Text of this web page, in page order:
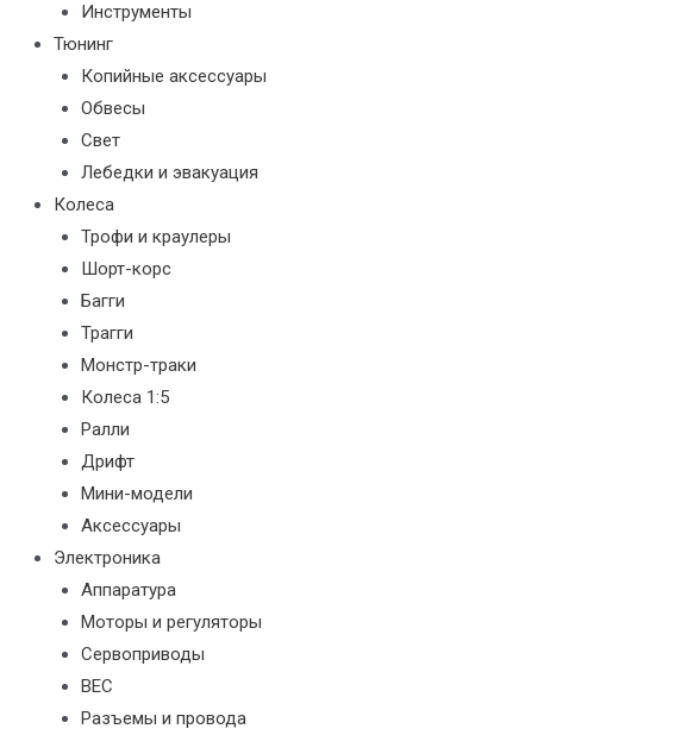
Инструменты
Тюнинг
Копийные аксессуары
Обвесы
Свет
Лебедки и эвакуация
Колеса
Трофи и краулеры
Шорт-корс
Багги
Трагги
Монстр-траки
Колеса 1:5
Ралли
Дрифт
Мини-модели
Аксессуары
Электроника
Аппаратура
Моторы и регуляторы
Сервоприводы
BEC
Разъемы и провода